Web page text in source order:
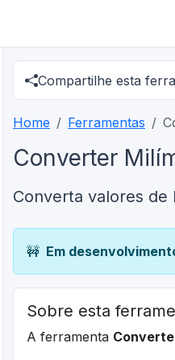
Compartilhe esta
Home Ferramentas
Converter
Converta valores
🚧 Em
Sobre esta
A ferramenta